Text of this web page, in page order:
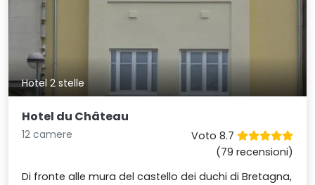
Hotel 2 stelle
Hotel du Château
12 camere
Voto 8.7
(79 recensioni)
Di fronte alle mura del castello dei duchi di Bretagna,